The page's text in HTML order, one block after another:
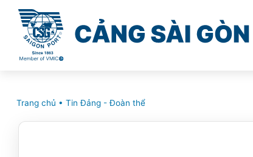
Trang chủ • Tin Đảng - Đoàn thể